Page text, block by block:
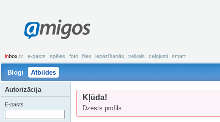
amigos
inbox .lv e-pasts spēles foto files iepazīšanās veikals ceļojumi smart
Blogi Atbildes
Kļūda!
Dzēsts profils
Autorizācija
E-pasts